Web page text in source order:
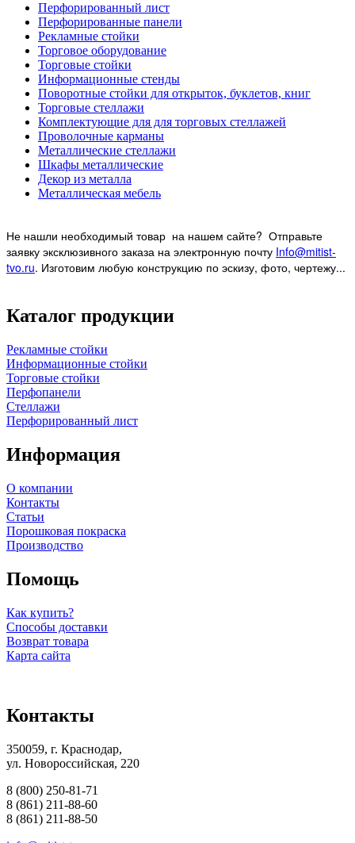
Перфорированный лист
Перфорированные панели
Рекламные стойки
Торговое оборудование
Торговые стойки
Информационные стенды
Поворотные стойки для открыток, буклетов, книг
Торговые стеллажи
Комплектующие для для торговых стеллажей
Проволочные карманы
Металлические стеллажи
Шкафы металлические
Декор из металла
Металлическая мебель
Не нашли необходимый товар на нашем сайте? Отправьте
заявку эксклюзивного заказа на электронную почту Info@mitist-
tvo.ru. Изготовим любую конструкцию по эскизу, фото, чертежу...
Каталог продукции
Рекламные стойки
Информационные стойки
Торговые стойки
Перфопанели
Стеллажи
Перфорированный лист
Информация
О компании
Контакты
Статьи
Порошковая покраска
Производство
Помощь
Как купить?
Способы доставки
Возврат товара
Карта сайта
Контакты
350059, г. Краснодар,
ул. Новороссийская, 220
8 (800) 250-81-71
8 (861) 211-88-60
8 (861) 211-88-50